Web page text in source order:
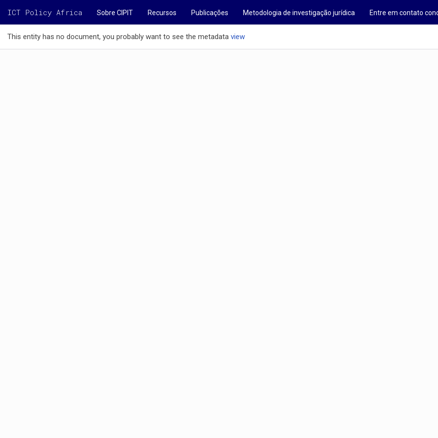
ICT Policy Africa Sobre CIPIT Recursos Publicações Metodologia de investigação jurídica Entre em contato
This entity has no document, you probably want to see the metadata view